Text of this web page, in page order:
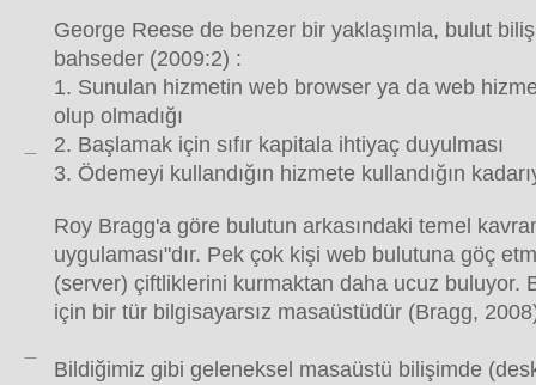
George Reese de benzer bir yaklaşımla, bulut
bahseder (2009:2) :
1. Sunulan hizmetin web browser ya da web
olup olmadığı
2. Başlamak için sıfır kapitala ihtiyaç duyulması
3. Ödemeyi kullandığın hizmete kullandığın
Roy Bragg'a göre bulutun arkasındaki temel
uygulaması"dır. Pek çok kişi web bulutuna göç
(server) çiftliklerini kurmaktan daha ucuz buluyor.
için bir tür bilgisayarsız masaüstüdür (Bragg,
Bildiğimiz gibi geleneksel masaüstü bilişimde